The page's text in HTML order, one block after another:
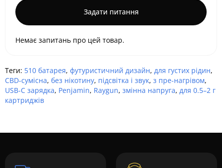
Задати питання
Немає запитань про цей товар.
Теги: 510 батарея, футуристичний дизайн, для густих рідин,
CBD-сумісна, без нікотину, підсвітка і звук, з пре-нагрівом,
USB-C зарядка, Penjamin, Raygun, змінна напруга, для 0.5–2 г
картриджів